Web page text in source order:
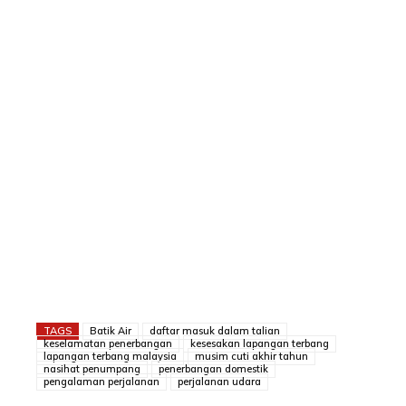
TAGS Batik Air
daftar masuk dalam talian
keselamatan penerbangan
kesesakan lapangan terbang
lapangan terbang malaysia
musim cuti akhir tahun
nasihat penumpang
penerbangan domestik
pengalaman perjalanan
perjalanan udara